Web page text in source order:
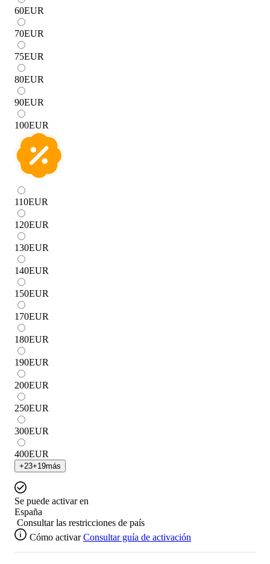
60EUR
70EUR
75EUR
80EUR
90EUR
100EUR
110EUR
120EUR
130EUR
140EUR
150EUR
170EUR
180EUR
190EUR
200EUR
250EUR
300EUR
400EUR
+23+19más
Se puede activar en
España
Consultar las restricciones de país
Cómo activar Consultar guía de activación